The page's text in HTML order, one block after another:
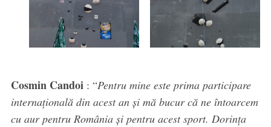
Cosmin Candoi: “Pentru mine este prima participare
internațională din acest an și mă bucur că ne întoarcem
cu aur pentru România și pentru acest sport. Dorința